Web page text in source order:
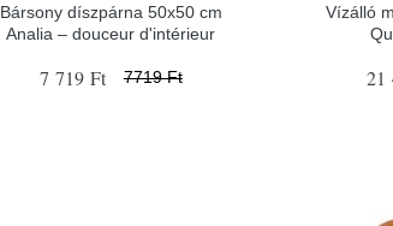
Bársony díszpárna 50x50 cm
Analia – douceur d'intérieur
7 719 Ft 7719 Ft
Vízálló
21